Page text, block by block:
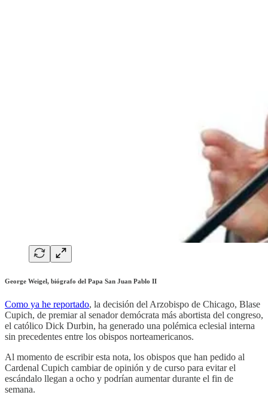
George Weigel, biógrafo del Papa San Juan Pablo II
Como ya he reportado, la decisión del Arzobispo de Chicago, Blase
Cupich, de premiar al senador demócrata más abortista del congreso,
el católico Dick Durbin, ha generado una polémica eclesial interna
sin precedentes entre los obispos norteamericanos.
Al momento de escribir esta nota, los obispos que han pedido al
Cardenal Cupich cambiar de opinión y de curso para evitar el
escándalo llegan a ocho y podrían aumentar durante el fin de
semana.